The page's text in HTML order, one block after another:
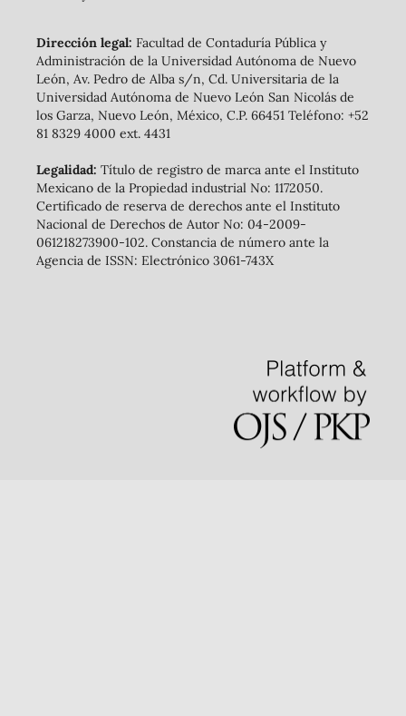
Dirección legal: Facultad de Contaduría Pública y
Administración de la Universidad Autónoma de Nuevo
León, Av. Pedro de Alba s/n, Cd. Universitaria de la
Universidad Autónoma de Nuevo León San Nicolás de
los Garza, Nuevo León, México, C.P. 66451 Teléfono: +52
81 8329 4000 ext. 4431
Legalidad: Título de registro de marca ante el Instituto
Mexicano de la Propiedad industrial No: 1172050.
Certificado de reserva de derechos ante el Instituto
Nacional de Derechos de Autor No: 04-2009-
061218273900-102. Constancia de número ante la
Agencia de ISSN: Electrónico 3061-743X